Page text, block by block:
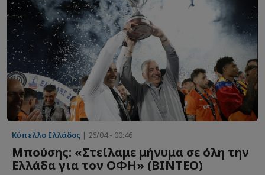
Κύπελλο Ελλάδος | 26/04 - 00:46
Μπούσης: «Στείλαμε μήνυμα σε όλη την
Ελλάδα για τον ΟΦΗ» (ΒΙΝΤΕΟ)